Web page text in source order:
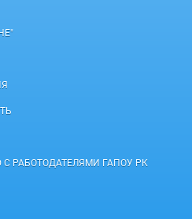
РАБОТОДАТЕЛЯМИ ГАПОУ РК